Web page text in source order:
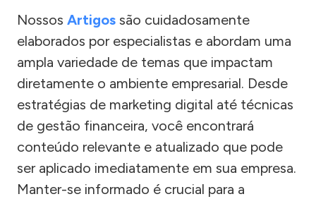
Nossos Artigos são cuidadosamente
elaborados por especialistas e abordam uma
ampla variedade de temas que impactam
diretamente o ambiente empresarial. Desde
estratégias de marketing digital até técnicas
de gestão financeira, você encontrará
conteúdo relevante e atualizado que pode
ser aplicado imediatamente em sua empresa.
Manter-se informado é crucial para a